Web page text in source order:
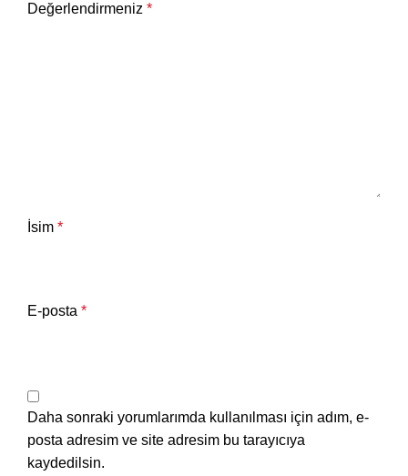
Değerlendirmeniz *
İsim *
E-posta *
Daha sonraki yorumlarımda kullanılması için adım, e-
posta adresim ve site adresim bu tarayıcıya
kaydedilsin.